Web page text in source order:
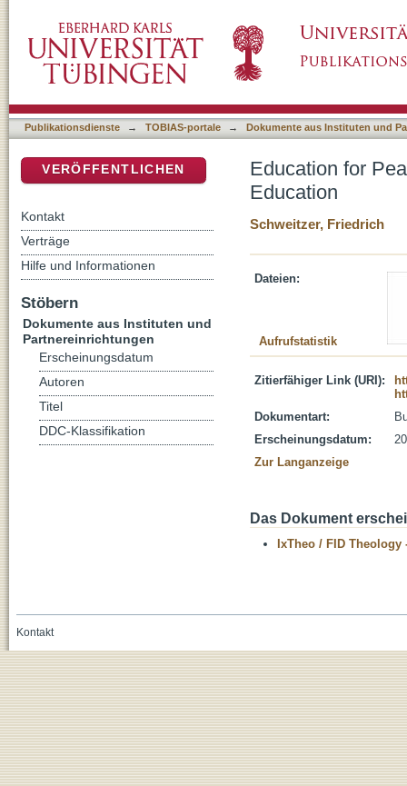
Publikationsdienste → TOBIAS-portale → Dokumente aus Instituten und
Education for
Education
Schweitzer, Friedrich
Dateien:
Aufrufstatistik
Zitierfähiger Link (URI):
Dokumentart:
Erscheinungsdatum:
Zur Langanzeige
Das Dokument
IxTheo / FID Theology
VERÖFFENTLICHEN
Kontakt
Verträge
Hilfe und Informationen
Stöbern
Dokumente aus Instituten und
Partnereinrichtungen
Erscheinungsdatum
Autoren
Titel
DDC-Klassifikation
Kontakt